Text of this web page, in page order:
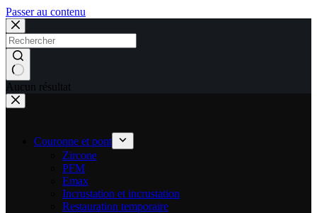
Passer au contenu
Aucun résultat
Couronne et pont
Zircone
PFM
Emax
Incrustation et incrustation
Restauration temporaire